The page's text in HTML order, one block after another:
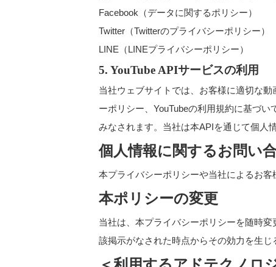
Facebook（データに関するポリシー）
Twitter（Twitterのプライバシーポリシー）
LINE（LINEプライバシーポリシー）
5. YouTube APIサービスの利用
当社ウェブサイトでは、お客様に適切な
ーポリシー
YouTubeの利用規約に基づい
みなされます。当社は本APIを通じて個人
個人情報に関するお問い
本プライバシーポリシーや当社によるお
本ポリシーの変更
当社は、本プライバシーポリシーを随時
該掲示がなされた時点からその効力を生